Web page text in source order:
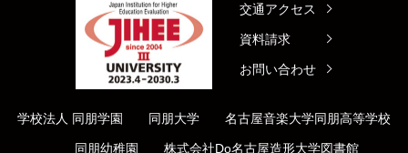
交通アクセス
資料請求
お問い合わせ
学校法人 同朋学園 同朋大学 名古屋音楽大学同朋高等学校
同朋幼稚園 株式会社Do名古屋造形大学図書館